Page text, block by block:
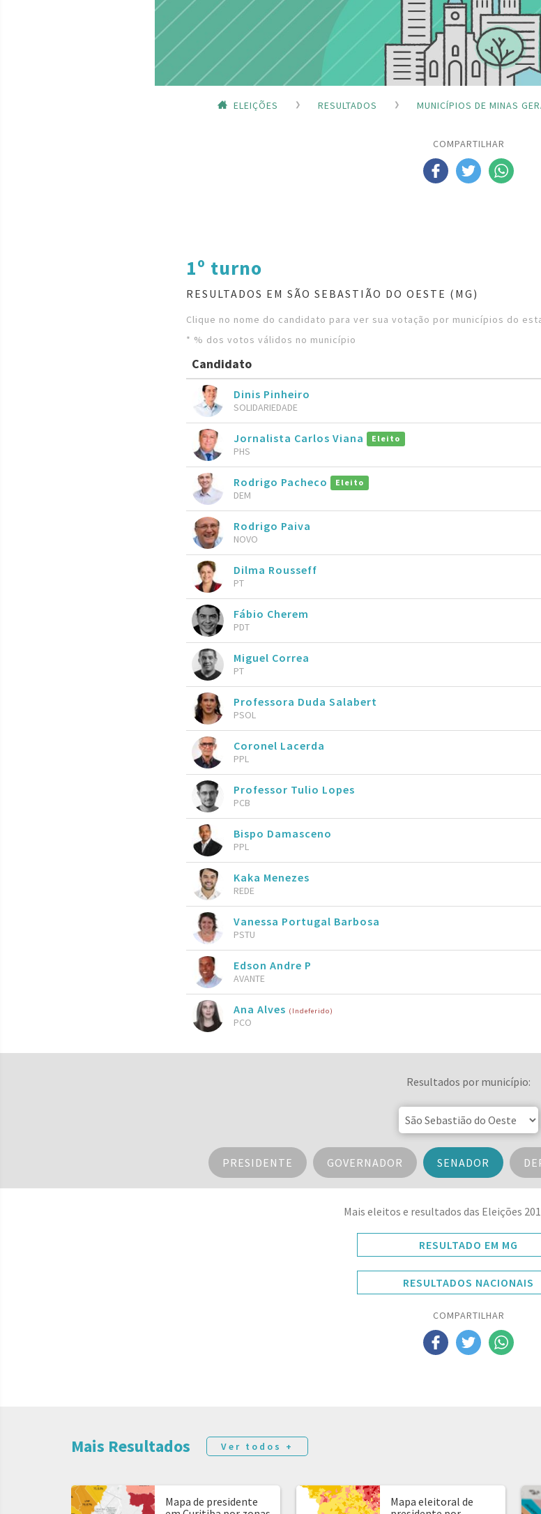
ELEIÇÕES RESULTADOS MUNICÍPIOS DE MINAS
COMPARTILHAR
1º turno
RESULTADOS EM SÃO SEBASTIÃO DO OESTE (MG)
Clique no nome do candidato para ver sua votação por municípios do
* % dos votos válidos no município
Candidato
Dinis Pinheiro
SOLIDARIEDADE
Jornalista Carlos Viana Eleito
PHS
Rodrigo Pacheco Eleito
DEM
Rodrigo Paiva
NOVO
Dilma Rousseff
PT
Fábio Cherem
PDT
Miguel Correa
PT
Professora Duda Salabert
PSOL
Coronel Lacerda
PPL
Professor Tulio Lopes
PCB
Bispo Damasceno
PPL
Kaka Menezes
REDE
Vanessa Portugal Barbosa
PSTU
Edson Andre P
AVANTE
Ana Alves (Indeferido)
PCO
Resultados por município:
PRESIDENTE GOVERNADOR SENADOR
Mais eleitos e resultados das Eleições
RESULTADO EM MG
RESULTADOS NACIONAIS
COMPARTILHAR
Mais Resultados Ver todos +
Mapa de presidente
Mapa eleitoral de